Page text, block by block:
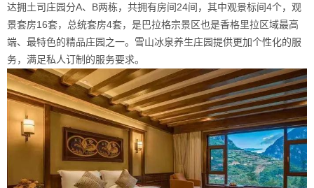
达拥土司庄园分A、B两栋，共拥有房间24间，其中观景标间4个，观
景套房16套，总统套房4套，是巴拉格宗景区也是香格里拉区域最高
端、最特色的精品庄园之一。雪山冰泉养生庄园提供更加个性化的服
务，满足私人订制的服务要求。